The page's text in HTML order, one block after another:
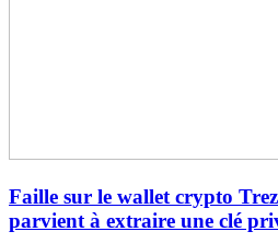
Faille sur le wallet crypto
parvient à extraire une clé